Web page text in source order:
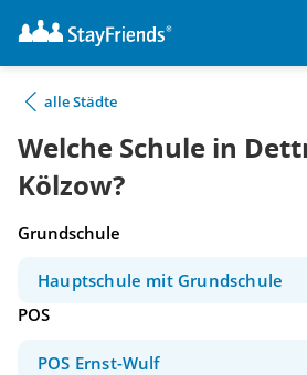
alle Städte
Welche Schule in
Kölzow?
Grundschule
Hauptschule mit Grundschule
POS
POS Ernst-Wulf